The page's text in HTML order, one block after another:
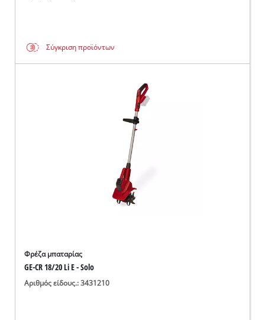
Σύγκριση προϊόντων
Φρέζα μπαταρίας
GE-CR 18/20 Li E - Solo
Αριθμός είδους.: 3431210